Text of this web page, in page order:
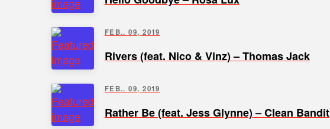
FEB.. 09, 2019
Rivers (feat. Nico & Vinz) – Thomas Jack
FEB.. 09, 2019
Rather Be (feat. Jess Glynne) – Clean Bandit